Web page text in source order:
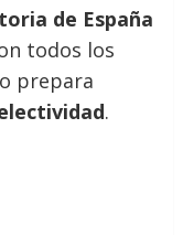
de España
todos los
prepara
.